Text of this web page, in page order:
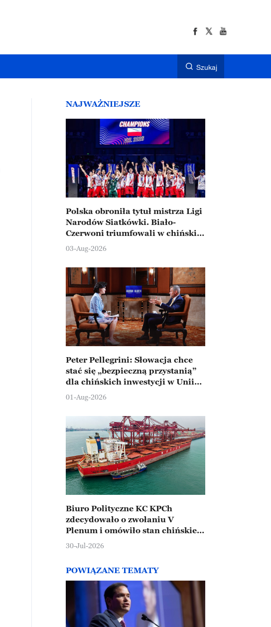
Szukaj
NAJWAŻNIEJSZE
Polska obroniła tytuł mistrza Ligi
Narodów Siatkówki. Biało-
Czerwoni triumfowali w chińskim
Ningbo
03-Aug-2026
Peter Pellegrini: Słowacja chce
stać się „bezpieczną przystanią”
dla chińskich inwestycji w Unii
Europejskiej
01-Aug-2026
Biuro Polityczne KC KPCh
zdecydowało o zwołaniu V
Plenum i omówiło stan chińskiej
gospodarki
30-Jul-2026
POWIĄZANE TEMATY